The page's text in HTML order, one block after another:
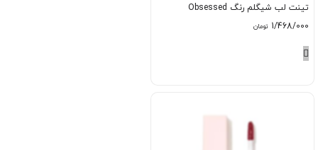
تینت لب شیگلم رنگ Obsessed
1/468/000 تومان